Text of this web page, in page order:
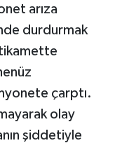
arıza
durdurmak
çarptı.
olay
şiddetiyle